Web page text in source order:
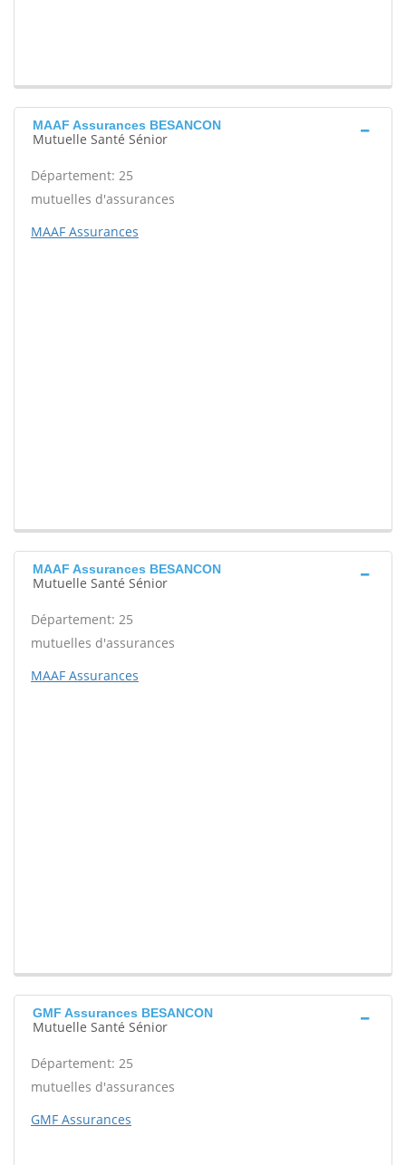
MAAF Assurances BESANCON
Mutuelle Santé Sénior
Département: 25
mutuelles d'assurances
MAAF Assurances
MAAF Assurances BESANCON
Mutuelle Santé Sénior
Département: 25
mutuelles d'assurances
MAAF Assurances
GMF Assurances BESANCON
Mutuelle Santé Sénior
Département: 25
mutuelles d'assurances
GMF Assurances